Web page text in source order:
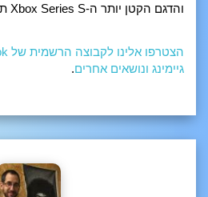
והדגם הקטן יותר ה-Xbox Series S תעלה 1349 ₪.
גיימינג ונושאים אחרים.